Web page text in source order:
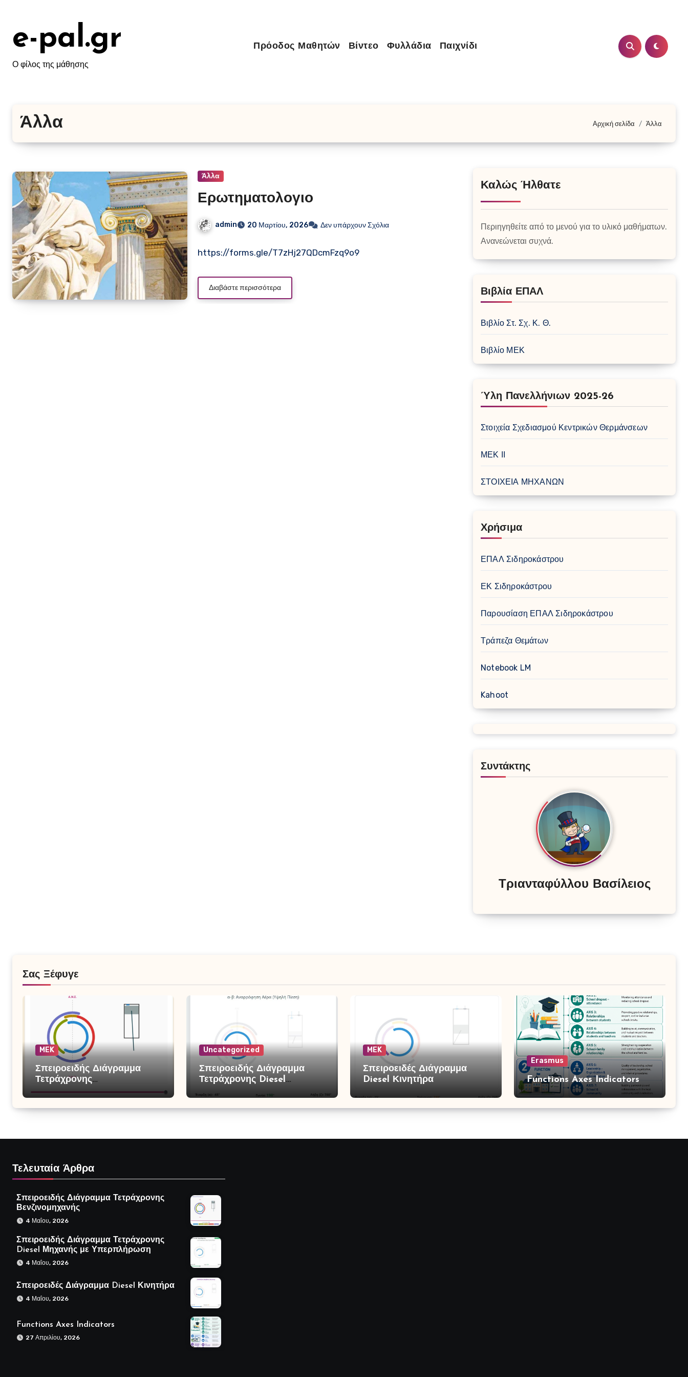
περιεχόμενο
e-pal.gr
Ο φίλος της μάθησης
Πρόοδος Μαθητών Βίντεο Φυλλάδια Παιχνίδι
Άλλα Αρχική σελίδα Άλλα
Άλλα
Ερωτηματολογιο
admin 20 Μαρτίου, 2026 Δεν υπάρχουν Σχόλια
https://forms.gle/T7zHj27QDcmFzq9o9
Διαβάστε περισσότερα
Καλώς Ήλθατε
Περιηγηθείτε από το μενού για το υλικό μαθήματων.
Ανανεώνεται συχνά.
Βιβλία ΕΠΑΛ
Βιβλίο Στ. Σχ. Κ. Θ.
Βιβλίο ΜΕΚ
Ύλη Πανελλήνιων 2025-26
Στοιχεία Σχεδιασμού Κεντρικών Θερμάνσεων
ΜΕΚ ΙΙ
ΣΤΟΙΧΕΙΑ ΜΗΧΑΝΩΝ
Χρήσιμα
ΕΠΑΛ Σιδηροκάστρου
ΕΚ Σιδηροκάστρου
Παρουσίαση ΕΠΑΛ Σιδηροκάστρου
Τράπεζα Θεμάτων
Notebook LM
Kahoot
Συντάκτης
Τριανταφύλλου Βασίλειος
Σας Ξέφυγε
MEK
Σπειροειδής Διάγραμμα
Τετράχρονης
Βενζινομηχανής
Uncategorized
Σπειροειδής Διάγραμμα
Τετράχρονης Diesel
MEK
Σπειροειδές Διάγραμμα
Diesel Κινητήρα
Erasmus
Functions Axes Indicators
Τελευταία Άρθρα
Σπειροειδής Διάγραμμα Τετράχρονης
Βενζινομηχανής
4 Μαΐου, 2026
Σπειροειδής Διάγραμμα Τετράχρονης
Diesel Μηχανής με Υπερπλήρωση
4 Μαΐου, 2026
Σπειροειδές Διάγραμμα Diesel Κινητήρα
4 Μαΐου, 2026
Functions Axes Indicators
27 Απριλίου, 2026